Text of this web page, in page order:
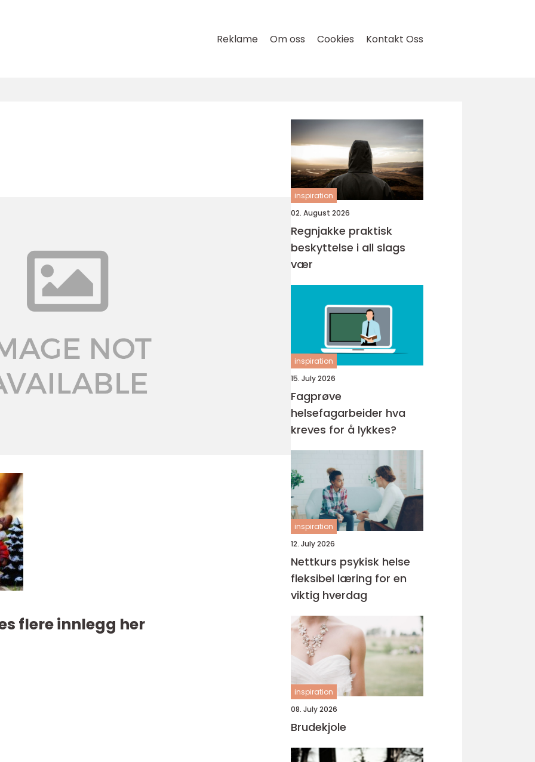
Reklame Om oss Cookies Kontakt Oss
flere innlegg her
inspiration
02. August 2026
Regnjakke praktisk
beskyttelse i all slags
vær
inspiration
15. July 2026
Fagprøve
helsefagarbeider hva
kreves for å lykkes?
inspiration
12. July 2026
Nettkurs psykisk helse
fleksibel læring for en
viktig hverdag
inspiration
08. July 2026
Brudekjole